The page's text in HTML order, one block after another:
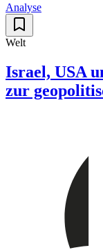
Analyse
Welt
Israel, USA
zur